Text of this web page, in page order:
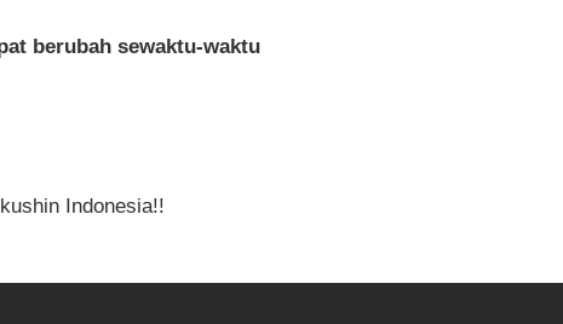
berubah sewaktu-waktu
Indonesia!!